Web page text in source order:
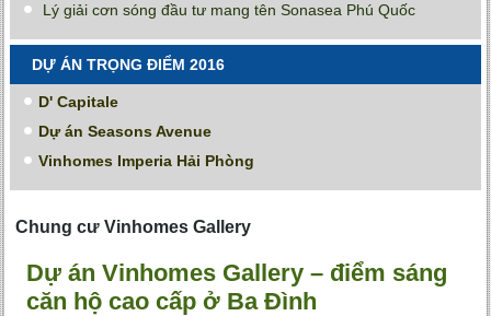
Lý giải cơn sóng đầu tư mang tên Sonasea Phú Quốc
DỰ ÁN TRỌNG ĐIỂM 2016
D' Capitale
Dự án Seasons Avenue
Vinhomes Imperia Hải Phòng
Chung cư Vinhomes Gallery
Dự án Vinhomes Gallery – điểm sáng
căn hộ cao cấp ở Ba Đình